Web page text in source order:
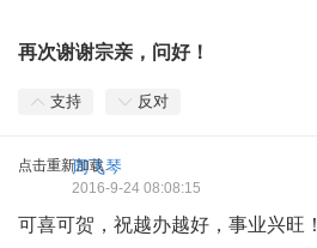
再次谢谢宗亲，问好！
支持 反对
点击重新加载
周飞琴
2016-9-24 08:08:15
可喜可贺，祝越办越好，事业兴旺！